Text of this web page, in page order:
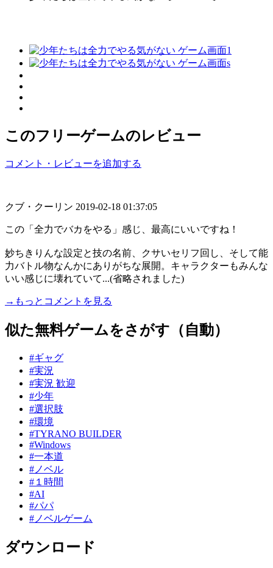
このフリーゲームのレビュー
コメント・レビューを追加する
クブ・クーリン 2019-02-18 01:37:05
この「全力でバカをやる」感じ、最高にいいですね！
妙ちきりんな設定と技の名前、クサいセリフ回し、そして能
力バトル物なんかにありがちな展開。キャラクターもみんな
いい感じに壊れていて...(省略されました)
→もっとコメントを見る
似た無料ゲームをさがす（自動）
#ギャグ
#実況
#実況 歓迎
#少年
#選択肢
#環境
#TYRANO BUILDER
#Windows
#一本道
#ノベル
#１時間
#AI
#パパ
#ノベルゲーム
ダウンロード